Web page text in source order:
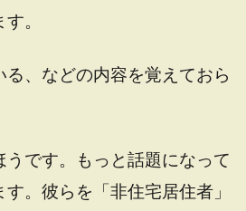
。
、などの内容を覚えておら
です。もっと話題になって
。彼らを「非住宅居住者」